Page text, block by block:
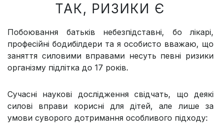
ТАК, РИЗИКИ Є
Побоювання батьків небезпідставні, бо лікарі,
професійні бодибілдери та я особисто вважаю, що
заняття силовими вправами несуть певні ризики
організму підлітка до 17 років.
Сучасні наукові дослідження свідчать, що деякі
силові вправи корисні для дітей, але лише за
умови суворого дотримання особливого підходу: